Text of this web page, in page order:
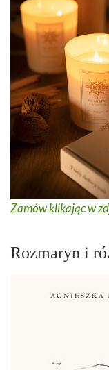
Zamów klikając w
Rozmaryn i